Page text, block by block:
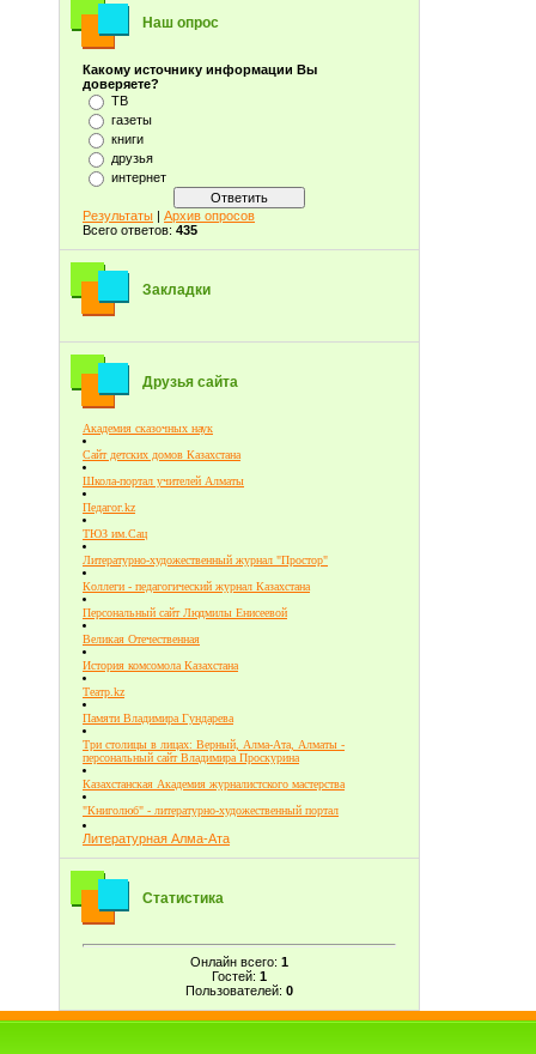
Наш опрос
Какому источнику информации Вы
доверяете?
ТВ
газеты
книги
друзья
интернет
Результаты | Архив опросов
Всего ответов: 435
Закладки
Друзья сайта
Академия сказочных наук
Сайт детских домов Казахстана
Школа-портал учителей Алматы
Педагог.kz
ТЮЗ им.Сац
Литературно-художественный журнал "Простор"
Коллеги - педагогический журнал Казахстана
Персональный сайт Людмилы Енисеевой
Великая Отечественная
История комсомола Казахстана
Театр.kz
Памяти Владимира Гундарева
Три столицы в лицах: Верный, Алма-Ата, Алматы -
персональный сайт Владимира Проскурина
Казахстанская Академия журналистского мастерства
"Книголюб" - литературно-художественный портал
Литературная Алма-Ата
Статистика
Онлайн всего: 1
Гостей: 1
Пользователей: 0